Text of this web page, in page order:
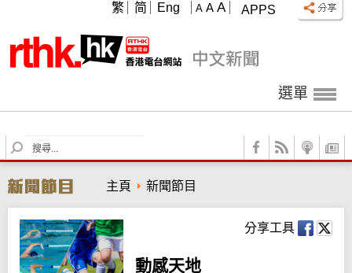
APPS
A A A
繁 简 Eng
選單
S
e
r
c
h
主頁 新聞節目
分享工具
動感天地